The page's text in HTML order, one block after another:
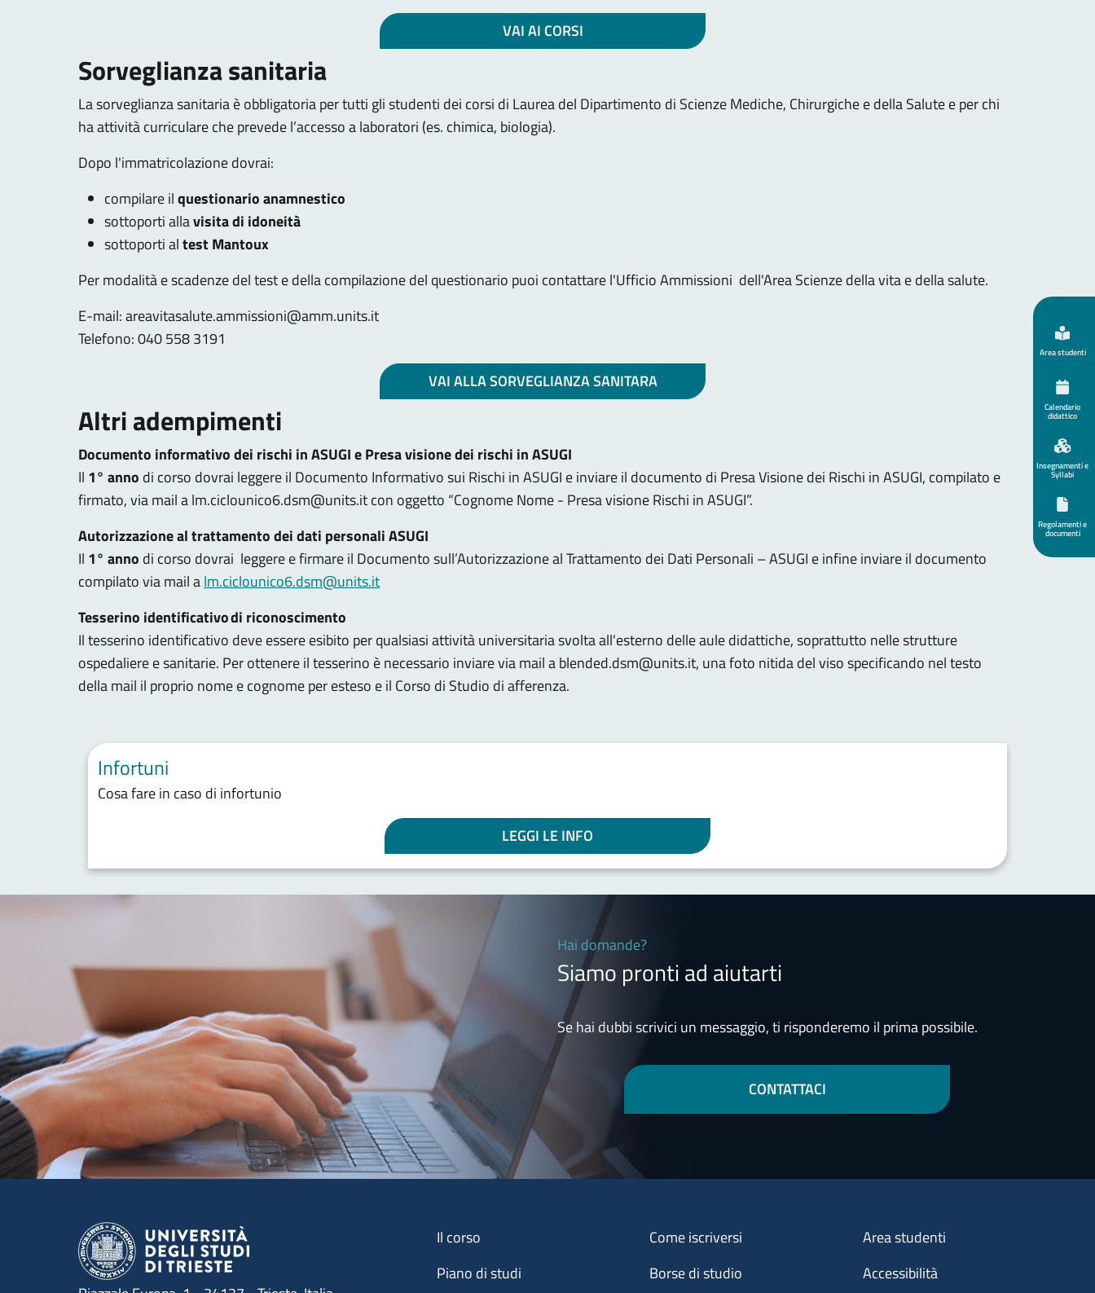
VAI AI CORSI
Sorveglianza sanitaria
La sorveglianza sanitaria è obbligatoria per tutti gli studenti dei corsi di Laurea del Dipartimento di Scienze Mediche, Chirurgiche e della Salute e per chi
ha attività curriculare che prevede l’accesso a laboratori (es. chimica, biologia).
Dopo l'immatricolazione dovrai:
compilare ilquestionario anamnestico
sottoporti allavisita di idoneità
sottoporti altest Mantoux
Per modalità e scadenze del test e della compilazione del questionario puoi contattare l'Ufficio Ammissioni dell'Area Scienze della vita e della salute.
E-mail: areavitasalute.ammissioni@amm.units.it
Telefono: 040 558 3191
VAI ALLA SORVEGLIANZA SANITARA
Altri adempimenti
Documento informativo dei rischi in ASUGI e Presa visione dei rischi in ASUGI
Il 1° anno di corso dovrai leggere il Documento Informativo sui Rischi in ASUGI e inviare il documento di Presa Visione dei Rischi in ASUGI, compilato e
firmato, via mail a lm.ciclounico6.dsm@units.it con oggetto “Cognome Nome - Presa visione Rischi in ASUGI”.
Autorizzazione al trattamento dei dati personali ASUGI
Il 1° anno di corso dovrai leggere e firmare il Documento sull’Autorizzazione al Trattamento dei Dati Personali – ASUGI e infine inviare il documento
compilato via mail alm.ciclounico6.dsm@units.it
Tesserino identificativo di riconoscimento
Il tesserino identificativo deve essere esibito per qualsiasi attività universitaria svolta all'esterno delle aule didattiche, soprattutto nelle strutture
ospedaliere e sanitarie. Per ottenere il tesserino è necessario inviare via mail a blended.dsm@units.it, una foto nitida del viso specificando nel testo
della mail il proprio nome e cognome per esteso e il Corso di Studio di afferenza.
Infortuni
Cosa fare in caso di infortunio
LEGGI LE INFO
Hai domande?
Siamo pronti ad aiutarti
Se hai dubbi scrivici un messaggio, ti risponderemo il prima possibile.
CONTATTACI
Area studenti
Calendario
didattico
Insegnamenti e
Syllabi
Regolamenti e
documenti
Menu footer 1
Il corso
Piano di studi
Menu footer 2
Come iscriversi
Borse di studio
Menu footer 3
Area studenti
Accessibilità